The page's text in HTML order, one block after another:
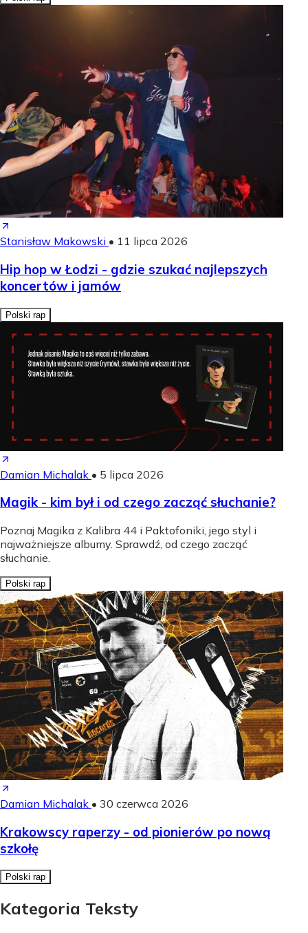
Stanisław Makowski • 11 lipca 2026
Hip hop w Łodzi - gdzie szukać najlepszych
koncertów i jamów
Polski rap
Damian Michalak • 5 lipca 2026
Magik - kim był i od czego zacząć słuchanie?
Poznaj Magika z Kalibra 44 i Paktofoniki, jego styl i
najważniejsze albumy. Sprawdź, od czego zacząć
słuchanie.
Polski rap
Damian Michalak • 30 czerwca 2026
Krakowscy raperzy - od pionierów po nową
szkołę
Polski rap
Kategoria Teksty